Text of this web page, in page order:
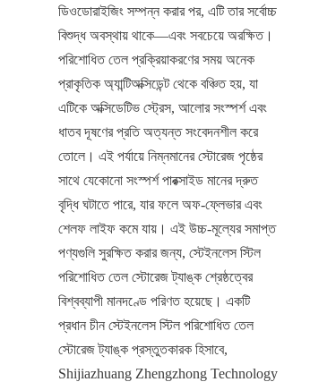
ডিওডোরাইজিং সম্পন্ন করার পর, এটি তার সর্বোচ্চ
বিশুদ্ধ অবস্থায় থাকে—এবং সবচেয়ে অরক্ষিত।
পরিশোধিত তেল প্রক্রিয়াকরণের সময় অনেক
প্রাকৃতিক অ্যান্টিঅক্সিডেন্ট থেকে বঞ্চিত হয়, যা
এটিকে অক্সিডেটিভ স্ট্রেস, আলোর সংস্পর্শ এবং
ধাতব দূষণের প্রতি অত্যন্ত সংবেদনশীল করে
তোলে। এই পর্যায়ে নিম্নমানের স্টোরেজ পৃষ্ঠের
সাথে যেকোনো সংস্পর্শ পারক্সাইড মানের দ্রুত
বৃদ্ধি ঘটাতে পারে, যার ফলে অফ-ফ্লেভার এবং
শেলফ লাইফ কমে যায়। এই উচ্চ-মূল্যের সমাপ্ত
পণ্যগুলি সুরক্ষিত করার জন্য, স্টেইনলেস স্টিল
পরিশোধিত তেল স্টোরেজ ট্যাঙ্ক শ্রেষ্ঠত্বের
বিশ্বব্যাপী মানদণ্ডে পরিণত হয়েছে। একটি
প্রধান চীন স্টেইনলেস স্টিল পরিশোধিত তেল
স্টোরেজ ট্যাঙ্ক প্রস্তুতকারক হিসাবে,
Shijiazhuang Zhengzhong Technology